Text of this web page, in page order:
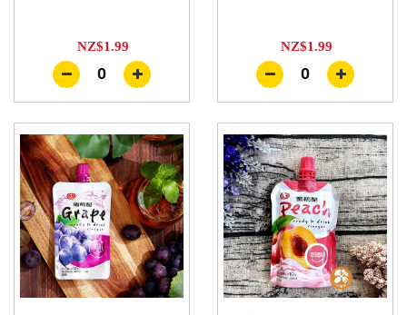
NZ$1.99
0
NZ$1.99
0